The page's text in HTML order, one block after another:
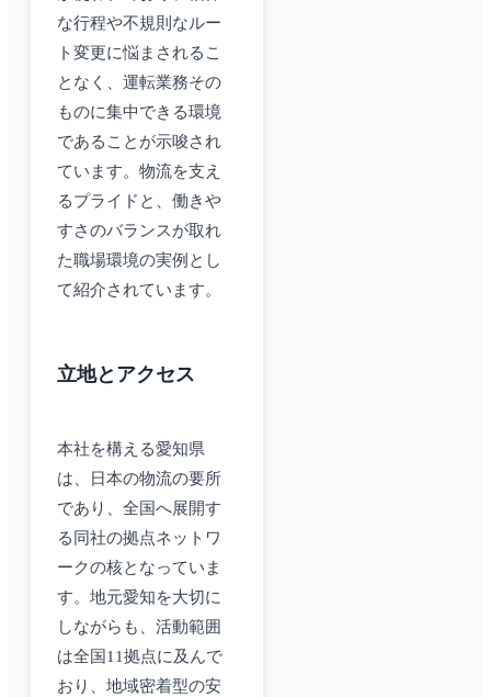
な行程や不規則なルー
ト変更に悩まされるこ
となく、運転業務その
ものに集中できる環境
であることが示唆され
ています。物流を支え
るプライドと、働きや
すさのバランスが取れ
た職場環境の実例とし
て紹介されています。
立地とアクセス
本社を構える愛知県
は、日本の物流の要所
であり、全国へ展開す
る同社の拠点ネットワ
ークの核となっていま
す。地元愛知を大切に
しながらも、活動範囲
は全国11拠点に及んで
おり、地域密着型の安